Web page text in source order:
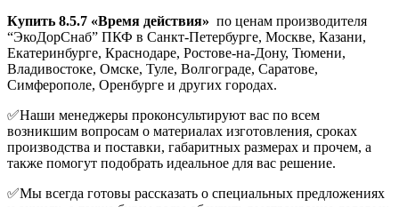
Купить 8.5.7 «Время действия» по ценам производителя
“ЭкоДорСнаб” ПКФ в Санкт-Петербурге, Москве, Казани,
Екатеринбурге, Краснодаре, Ростове-на-Дону, Тюмени,
Владивостоке, Омске, Туле, Волгограде, Саратове,
Симферополе, Оренбурге и других городах.
✅Наши менеджеры проконсультируют вас по всем
возникшим вопросам о материалах изготовления, сроках
производства и поставки, габаритных размерах и прочем, а
также помогут подобрать идеальное для вас решение.
✅Мы всегда готовы рассказать о специальных предложениях